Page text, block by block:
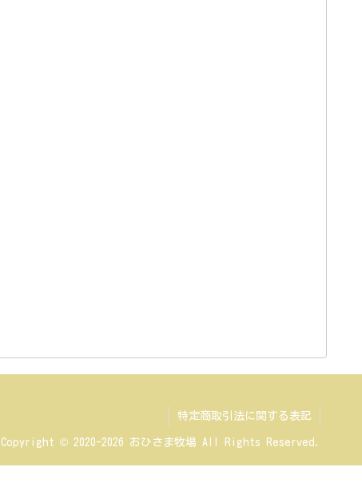
特定商取引法に関する表記
Copyright © 2020-2026 おひさま牧場 All Rights Reserved.